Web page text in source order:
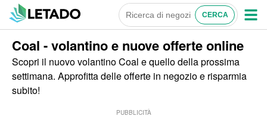
Coal - volantino e nuove offerte online
Scopri il nuovo volantino Coal e quello della prossima
settimana. Approfitta delle offerte in negozio e risparmia
subito!
PUBBLICITÀ